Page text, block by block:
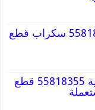
قطع غيار كاديلاك 55818355 سكراب قطع
قطع غيار سيارات المانية 55818355 قطع